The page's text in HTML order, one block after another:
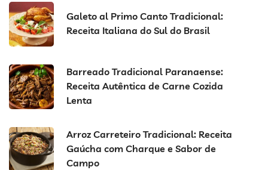
Galeto al Primo Canto Tradicional:
Receita Italiana do Sul do Brasil
Barreado Tradicional Paranaense:
Receita Autêntica de Carne Cozida
Lenta
Arroz Carreteiro Tradicional: Receita
Gaúcha com Charque e Sabor de
Campo